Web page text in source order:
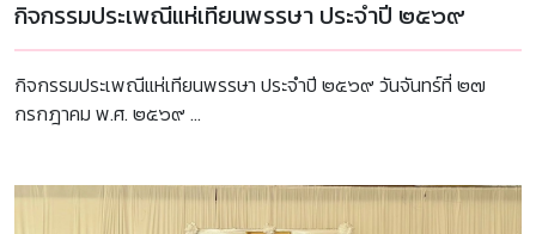
กิจกรรมประเพณีแห่เทียนพรรษา ประจำปี ๒๕๖๙
กิจกรรมประเพณีแห่เทียนพรรษา ประจำปี ๒๕๖๙ วันจันทร์ที่ ๒๗
กรกฎาคม พ.ศ. ๒๕๖๙ ...